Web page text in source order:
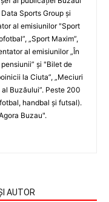
Sports Group şi
al emisiunilor "Sport
„Sport Maxim”,
al emisiunilor „În
şi "Bilet de
la Ciuta”, „Meciuri
Buzăului”. Peste 200
handbal şi futsal).
Buzau".
AUTOR